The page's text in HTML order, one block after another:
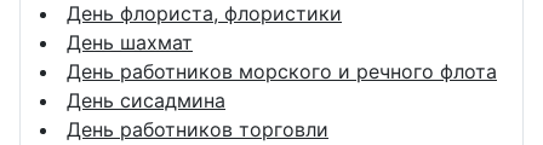
День флориста, флористики
День шахмат
День работников морского и речного флота
День сисадмина
День работников торговли